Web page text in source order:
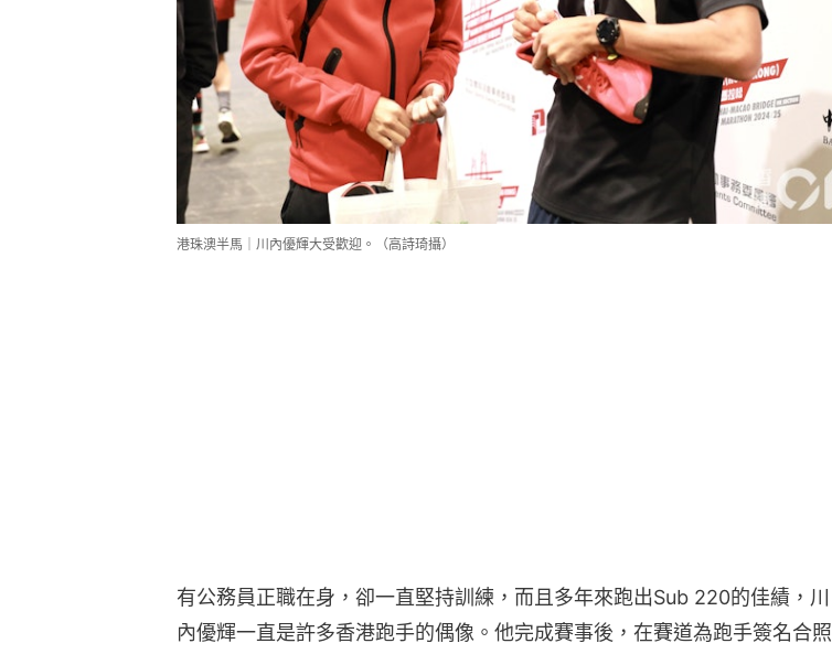
港珠澳半馬｜川內優輝大受歡迎。（高詩琦攝）
有公務員正職在身，卻一直堅持訓練，而且多年來跑出Sub 220的佳績，川
內優輝一直是許多香港跑手的偶像。他完成賽事後，在賽道為跑手簽名合照